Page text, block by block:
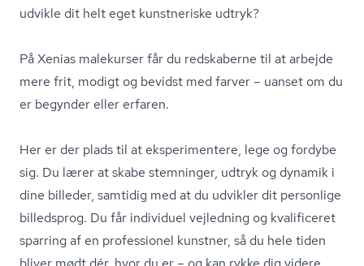
udvikle dit helt eget kunstneriske udtryk?
På Xenias malekurser får du redskaberne til at arbejde
mere frit, modigt og bevidst med farver – uanset om du
er begynder eller erfaren.
Her er der plads til at eksperimentere, lege og fordybe
sig. Du lærer at skabe stemninger, udtryk og dynamik i
dine billeder, samtidig med at du udvikler dit personlige
billedsprog. Du får individuel vejledning og kvalificeret
sparring af en professionel kunstner, så du hele tiden